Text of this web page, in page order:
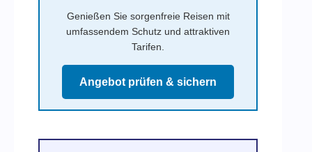
Genießen Sie sorgenfreie Reisen mit
umfassendem Schutz und attraktiven
Tarifen.
Angebot prüfen & sichern